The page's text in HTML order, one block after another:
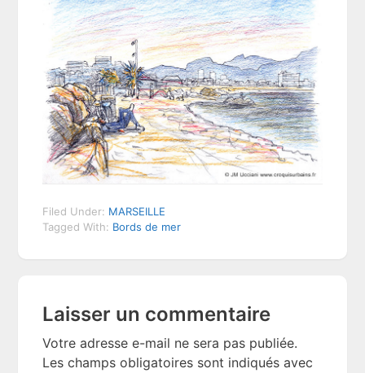
Filed Under: MARSEILLE
Tagged With: Bords de mer
Interactions
Laisser un commentaire
Votre adresse e-mail ne sera pas publiée.
Les champs obligatoires sont indiqués avec